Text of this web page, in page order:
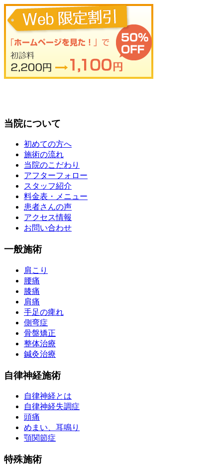
当院について
初めての方へ
施術の流れ
当院のこだわり
アフターフォロー
スタッフ紹介
料金表・メニュー
患者さんの声
アクセス情報
お問い合わせ
一般施術
肩こり
腰痛
膝痛
肩痛
手足の痺れ
側弯症
骨盤矯正
整体治療
鍼灸治療
自律神経施術
自律神経とは
自律神経失調症
頭痛
めまい、耳鳴り
顎関節症
特殊施術